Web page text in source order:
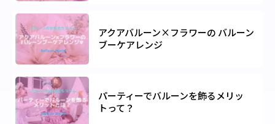
アクアバルーン×フラワーの バルーン
ブーケアレンジ
パーティーでバルーンを飾るメリッ
トって？